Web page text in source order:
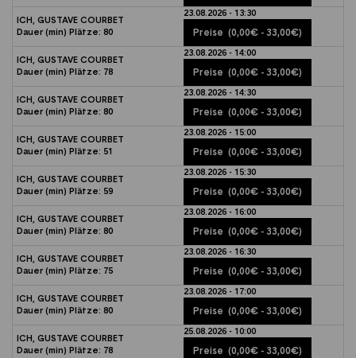
ICH, GUSTAVE COURBET
Dauer (min) Plätze: 80
23.08.2026 - 13:30
Preise (0,00€ - 33,00€)
ICH, GUSTAVE COURBET
Dauer (min) Plätze: 78
23.08.2026 - 14:00
Preise (0,00€ - 33,00€)
ICH, GUSTAVE COURBET
Dauer (min) Plätze: 80
23.08.2026 - 14:30
Preise (0,00€ - 33,00€)
ICH, GUSTAVE COURBET
Dauer (min) Plätze: 51
23.08.2026 - 15:00
Preise (0,00€ - 33,00€)
ICH, GUSTAVE COURBET
Dauer (min) Plätze: 59
23.08.2026 - 15:30
Preise (0,00€ - 33,00€)
ICH, GUSTAVE COURBET
Dauer (min) Plätze: 80
23.08.2026 - 16:00
Preise (0,00€ - 33,00€)
ICH, GUSTAVE COURBET
Dauer (min) Plätze: 75
23.08.2026 - 16:30
Preise (0,00€ - 33,00€)
ICH, GUSTAVE COURBET
Dauer (min) Plätze: 80
23.08.2026 - 17:00
Preise (0,00€ - 33,00€)
ICH, GUSTAVE COURBET
Dauer (min) Plätze: 78
25.08.2026 - 10:00
Preise (0,00€ - 33,00€)